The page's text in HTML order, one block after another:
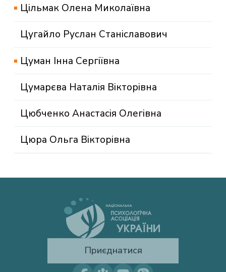
Цільмак Олена Миколаївна
Цугайло Руслан Станіславович
Цуман Інна Сергіївна
Цумарєва Наталія Вікторівна
Цюбченко Анастасія Олегівна
Цюра Ольга Вікторівна
Приєднатися